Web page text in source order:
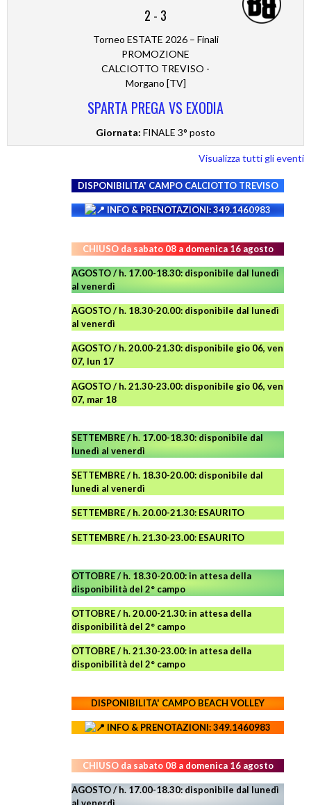
2 - 3
Torneo ESTATE 2026 – Finali
PROMOZIONE
CALCIOTTO TREVISO -
Morgano [TV]
SPARTA PREGA VS EXODIA
Giornata: FINALE 3° posto
Visualizza tutti gli eventi
DISPONIBILITA' CAMPO CALCIOTTO TREVISO
INFO & PRENOTAZIONI: 349.1460983
CHIUSO da sabato 08 a domenica 16 agosto
AGOSTO / h. 17.00-18.30: disponibile dal lunedì
al venerdì
AGOSTO/ h. 18.30-20.00: disponibile dal lunedì
al venerdì
AGOSTO / h. 20.00-21.30: disponibile gio 06, ven
07, lun 17
AGOSTO/ h. 21.30-23.00: disponibile gio 06, ven
07, mar 18
SETTEMBRE / h. 17.00-18.30: disponibile dal
lunedì al venerdì
SETTEMBRE / h. 18.30-20.00: disponibile dal
lunedì al venerdì
SETTEMBRE / h. 20.00-21.30: ESAURITO
SETTEMBRE / h. 21.30-23.00: ESAURITO
OTTOBRE / h. 18.30-20.00:in attesa della
disponibilità del 2° campo
OTTOBRE / h. 20.00-21.30:in attesa della
disponibilità del 2° campo
OTTOBRE / h. 21.30-23.00:in attesa della
disponibilità del 2° campo
DISPONIBILITA' CAMPOBEACH VOLLEY
INFO & PRENOTAZIONI: 349.1460983
CHIUSO da sabato 08 a domenica 16 agosto
AGOSTO / h. 17.00-18.30: disponibile dal lunedì